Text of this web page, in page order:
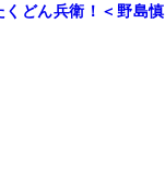
どん兵衛！＜野島慎